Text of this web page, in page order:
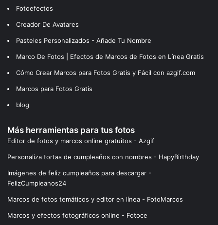
Fotoefectos
Creador De Avatares
Pasteles Personalizados - Añade Tu Nombre
Marco De Fotos | Efectos de Marcos de Fotos en Línea Gratis
Cómo Crear Marcos para Fotos Gratis y Fácil con azgif.com
Marcos para Fotos Gratis
blog
Más herramientas para tus fotos
Editor de fotos y marcos online gratuitos - Azgif
Personaliza tortas de cumpleaños con nombres - HapyBirthday
Imágenes de feliz cumpleaños para descargar -
FelizCumpleanos24
Marcos de fotos temáticos y editor en línea - FotoMarcos
Marcos y efectos fotográficos online - Fotoce